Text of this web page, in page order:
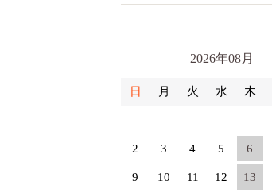
2026年08月
日 月 火 水 木
2 3 4 5 6
9 10 11 12 13